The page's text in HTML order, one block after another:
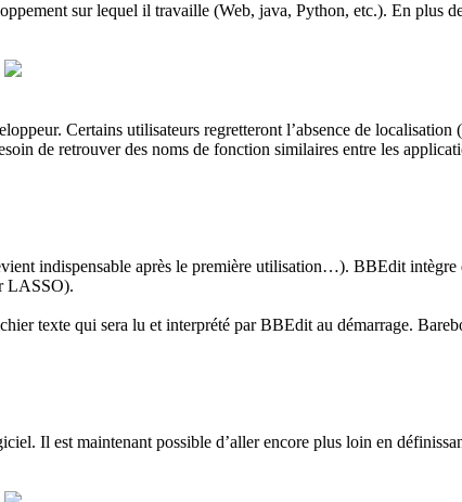
sur lequel il travaille (Web, java, Python, etc.). En plus
Certains utilisateurs regretteront l’absence de localisation
de retrouver des noms de fonction similaires entre les
indispensable après le première utilisation…). BBEdit intègre
LASSO).
texte qui sera lu et interprété par BBEdit au démarrage.
Il est maintenant possible d’aller encore plus loin en